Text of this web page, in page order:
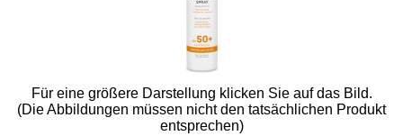
Für eine größere Darstellung klicken Sie auf das Bild.
(Die Abbildungen müssen nicht den tatsächlichen Produkt
entsprechen)